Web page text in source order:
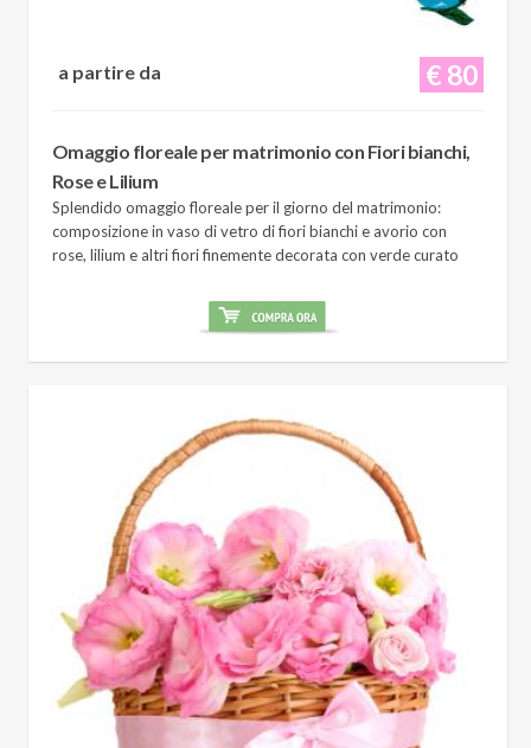
€ 80
a partire da
Omaggio floreale per matrimonio con Fiori bianchi,
Rose e Lilium
Splendido omaggio floreale per il giorno del matrimonio:
composizione in vaso di vetro di fiori bianchi e avorio con
rose, lilium e altri fiori finemente decorata con verde curato